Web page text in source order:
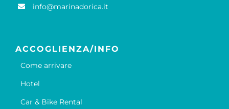
info@marinadorica.it
ACCOGLIENZA/INFO
Come arrivare
Hotel
Car & Bike Rental